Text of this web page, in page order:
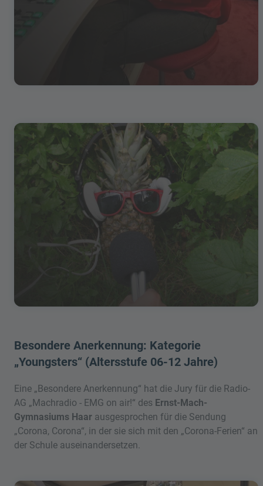
Besondere Anerkennung: Kategorie
„Youngsters“ (Altersstufe 06-12 Jahre)
Eine „Besondere Anerkennung“ hat die Jury für die Radio-
AG „Machradio - EMG on air!“ des Ernst-Mach-
Gymnasiums Haar ausgesprochen für die Sendung
„Corona, Corona“, in der sie sich mit den „Corona-Ferien“ an
der Schule auseinandersetzen.